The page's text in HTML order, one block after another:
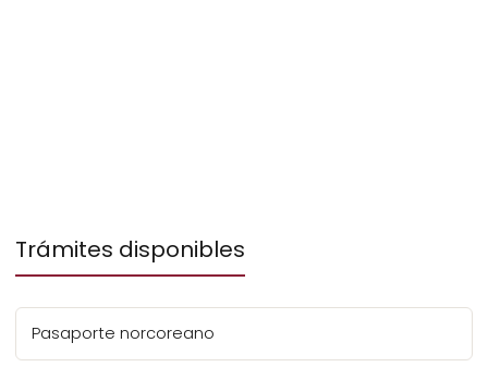
Trámites disponibles
Pasaporte norcoreano